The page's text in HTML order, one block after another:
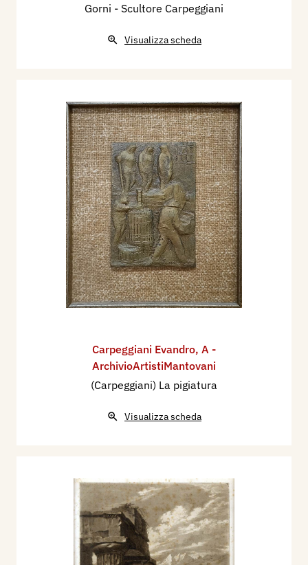
Gorni - Scultore Carpeggiani
Visualizza scheda
Carpeggiani Evandro, A -
ArchivioArtistiMantovani
(Carpeggiani) La pigiatura
Visualizza scheda